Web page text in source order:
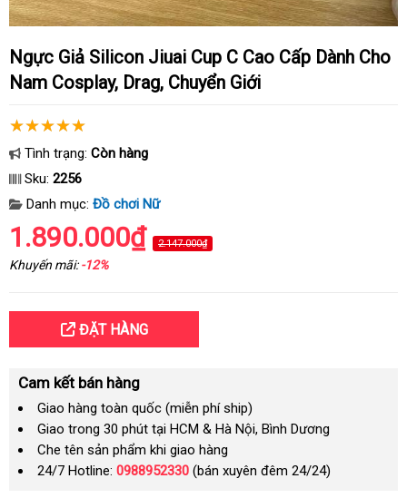
Ngực Giả Silicon Jiuai Cup C Cao Cấp Dành Cho
Nam Cosplay, Drag, Chuyển Giới
Tình trạng: Còn hàng
Sku: 2256
Danh mục: Đồ chơi Nữ
1.890.000₫ 2.147.000₫
Khuyến mãi:-12%
ĐẶT HÀNG
Cam kết bán hàng
Giao hàng toàn quốc (miễn phí ship)
Giao trong 30 phút tại HCM & Hà Nội, Bình Dương
Che tên sản phẩm khi giao hàng
24/7 Hotline: 0988952330 (bán xuyên đêm 24/24)